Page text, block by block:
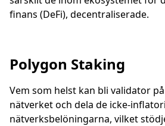
finans (DeFi), decentraliserade.
Polygon Staking
Vem som helst kan bli validator
nätverket och dela de icke-
nätverksbelöningarna, vilket